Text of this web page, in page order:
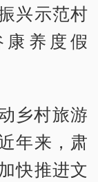
兴示范村
养度假
乡村旅游
年来，肃
快推进文